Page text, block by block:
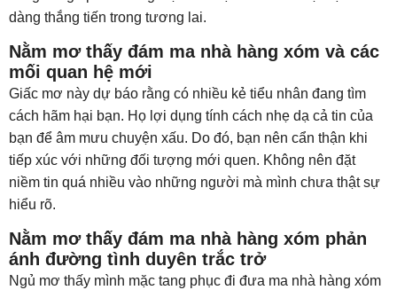
dàng thắng tiến trong tương lai.
Nằm mơ thấy đám ma nhà hàng xóm và các
mối quan hệ mới
Giấc mơ này dự báo rằng có nhiều kẻ tiểu nhân đang tìm
cách hãm hại bạn. Họ lợi dụng tính cách nhẹ dạ cả tin của
bạn để âm mưu chuyện xấu. Do đó, bạn nên cẩn thận khi
tiếp xúc với những đối tượng mới quen. Không nên đặt
niềm tin quá nhiều vào những người mà mình chưa thật sự
hiểu rõ.
Nằm mơ thấy đám ma nhà hàng xóm phản
ánh đường tình duyên trắc trở
Ngủ mơ thấy mình mặc tang phục đi đưa ma nhà hàng xóm